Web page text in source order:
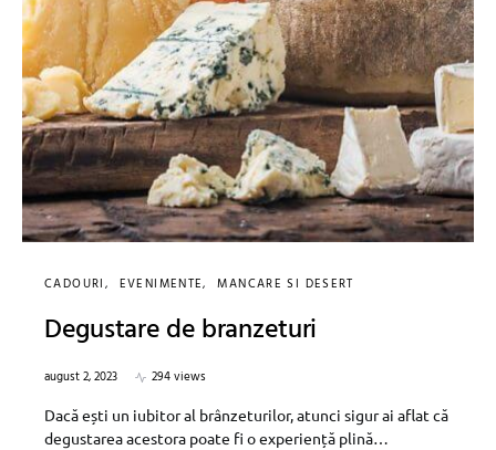
CADOURI EVENIMENTE MANCARE SI DESERT
Degustare de branzeturi
august 2, 2023
294 views
Dacă ești un iubitor al brânzeturilor, atunci sigur ai aflat că
degustarea acestora poate fi o experiență plină…